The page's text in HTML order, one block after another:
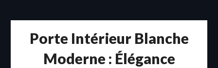
Porte Intérieur Blanche
Moderne : Élégance